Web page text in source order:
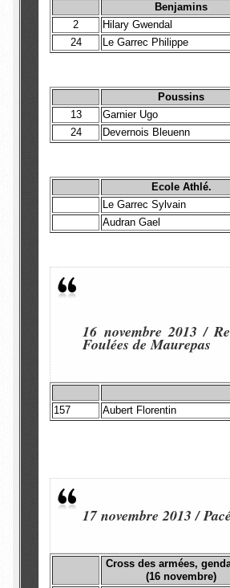
Benjamins
2
Hilary Gwendal
24
Le Garrec Philippe
Poussins
13
Garnier Ugo
24
Devernois Bleuenn
Ecole Athlé.
Le Garrec Sylvain
Audran Gael
16 novembre 2013 /
Foulées de Maurepas
157
Aubert Florentin
17 novembre 2013 /
Cross des armées,
(16 novembre)